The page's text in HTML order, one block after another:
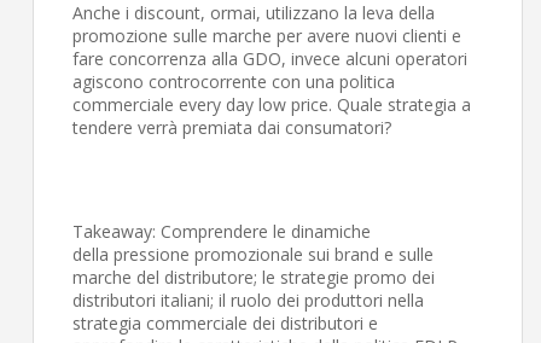
Anche i discount, ormai, utilizzano la leva della
promozione sulle marche per avere nuovi clienti e
fare concorrenza alla GDO, invece alcuni operatori
agiscono controcorrente con una politica
commerciale every day low price. Quale strategia a
tendere verrà premiata dai consumatori?
Takeaway: Comprendere le dinamiche
della pressione promozionale sui brand e sulle
marche del distributore; le strategie promo dei
distributori italiani; il ruolo dei produttori nella
strategia commerciale dei distributori e